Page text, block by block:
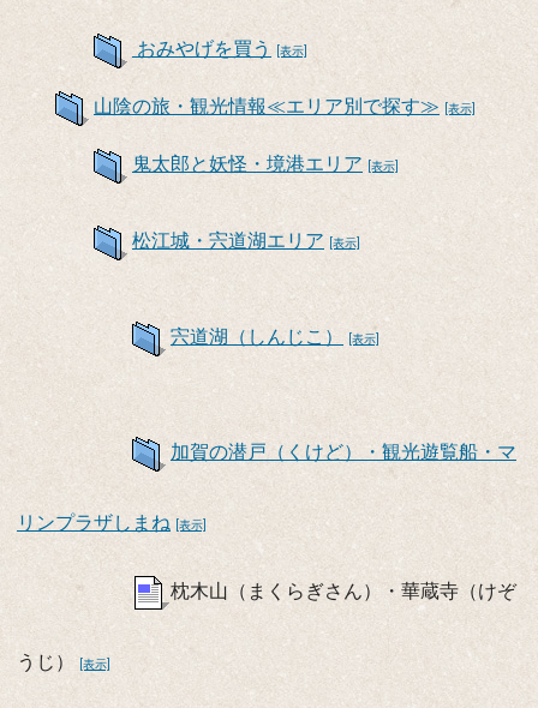
おみやげを買う [表示]
山陰の旅・観光情報≪エリア別で探す≫ [表示]
鬼太郎と妖怪・境港エリア [表示]
松江城・宍道湖エリア [表示]
宍道湖（しんじこ） [表示]
加賀の潜戸（くけど）・観光遊覧船・マ
リンプラザしまね [表示]
枕木山（まくらぎさん）・華蔵寺（けぞ
うじ） [表示]